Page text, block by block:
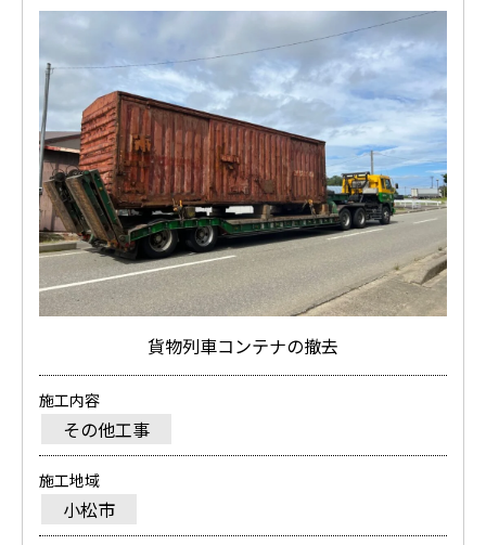
貨物列車コンテナの撤去
施工内容
その他工事
施工地域
小松市